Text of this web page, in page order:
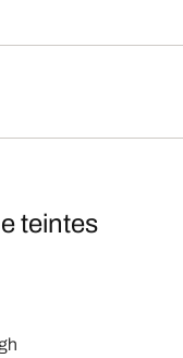
teintes